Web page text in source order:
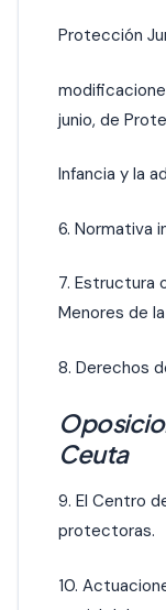
Protección
junio, de
Infancia y la
6. Normativa
7. Estructura
Menores de
8. Derechos
Ceuta
9. El Centro
protectoras.
10.